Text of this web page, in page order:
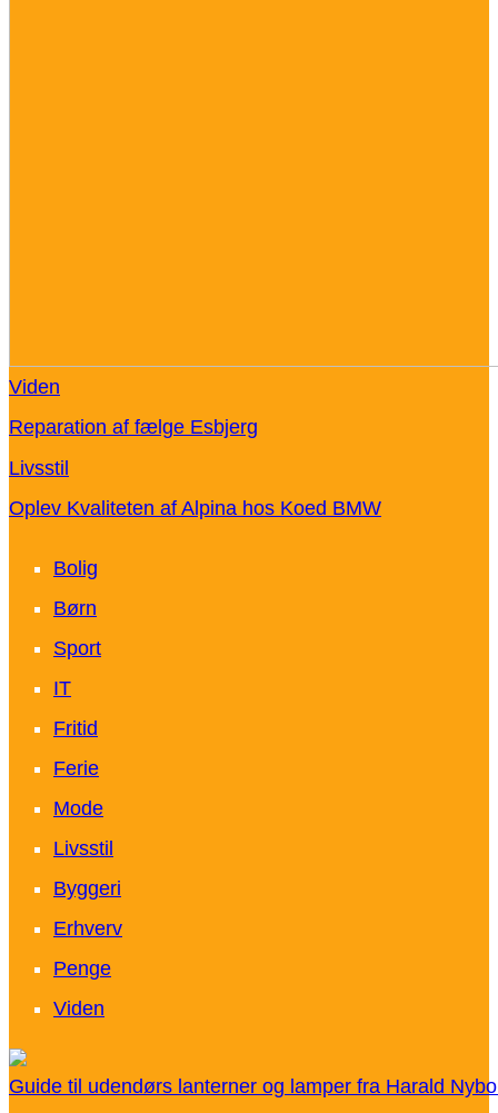
Viden
Reparation af fælge Esbjerg
Livsstil
Oplev Kvaliteten af Alpina hos Koed BMW
Bolig
Børn
Sport
IT
Fritid
Ferie
Mode
Livsstil
Byggeri
Erhverv
Penge
Viden
Guide til udendørs lanterner og lamper fra Harald